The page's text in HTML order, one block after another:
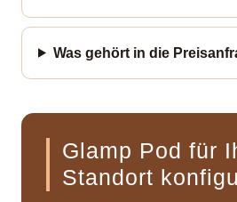
Was gehört in die
Glamp Pod für
Standort